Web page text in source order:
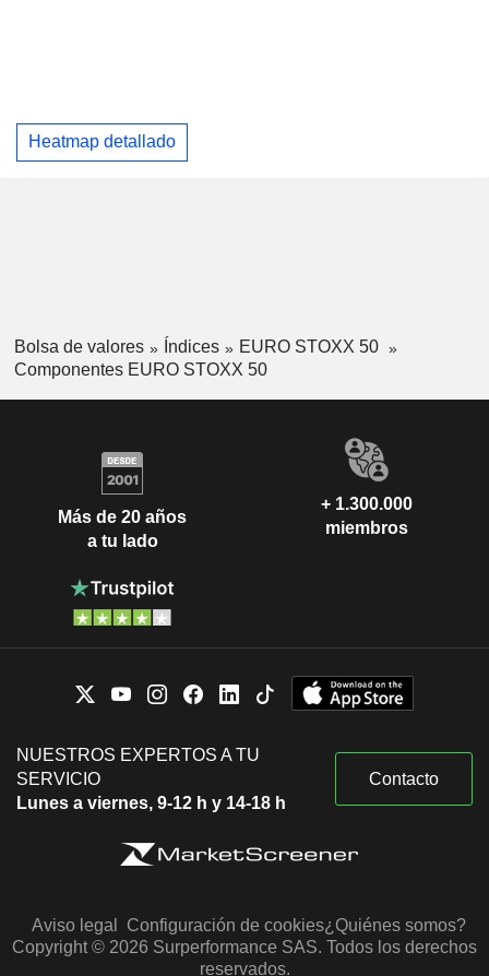
Heatmap detallado
Bolsa de valores Índices
EURO STOXX 50
Componentes EURO STOXX 50
Más de 20 años
a tu lado
+ 1.300.000
miembros
NUESTROS EXPERTOS A TU
SERVICIO
Lunes a viernes, 9-12 h y 14-18 h
Contacto
Aviso legal Configuración de cookies¿Quiénes somos?
Copyright © 2026 Surperformance SAS. Todos los derechos
reservados.